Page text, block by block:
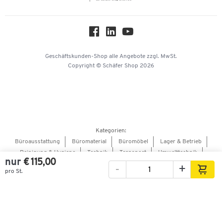
nur € 115,00
pro St. - +
360°-Ansicht
Geschäftskunden-Shop alle Angebote zzgl. MwSt.
Copyright © Schäfer Shop 2026
Kategorien:
Büroausstattung
Büromaterial Büromöbel
Lager & Betrieb
Reinigung & Hygiene
Technik Transport
Umwelttechnik
Verpacken & Versenden